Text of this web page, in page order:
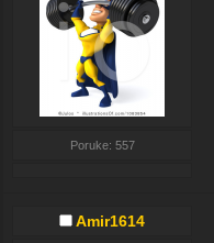
Poruke: 557
Amir1614